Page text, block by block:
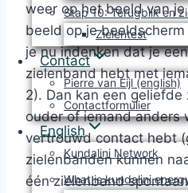
Stap 10: Terugblik en
Zielentest
Contact
Pierre van Eijl (english)
Contactformulier
English
Kundalini Network
What is kundalini
weer op het beeld van
beeld op je
je nu indenken dat je
zielenband hebt met
2). Dan kan een
ouder of iemand anders
vertrouwd contact hebt
zielenbanden kunnen
één zielenband